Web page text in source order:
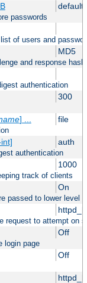
default
passwords
of users and
MD5
and response
authentication
300
] ... file
auth
authentication
1000
track of clients
On
passed to lower level
request to attempt on
Off
login page
Off